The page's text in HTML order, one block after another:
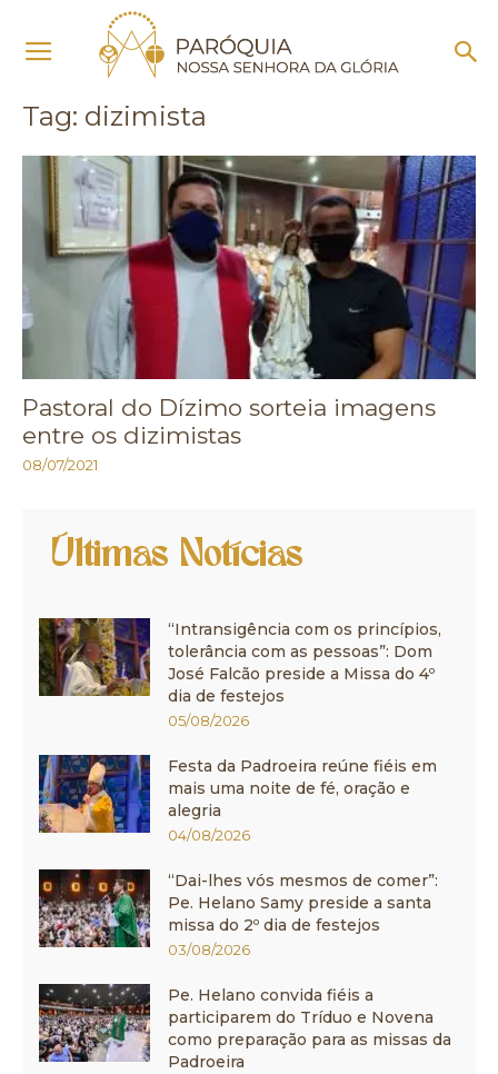
Dizimista
Tag: dizimista
Pastoral do Dízimo sorteia imagens
entre os dizimistas
08/07/2021
Últimas Notícias
“Intransigência com os princípios,
tolerância com as pessoas”: Dom
José Falcão preside a Missa do 4º
dia de festejos
05/08/2026
Festa da Padroeira reúne fiéis em
mais uma noite de fé, oração e
alegria
04/08/2026
“Dai-lhes vós mesmos de comer”:
Pe. Helano Samy preside a santa
missa do 2º dia de festejos
03/08/2026
Pe. Helano convida fiéis a
participarem do Tríduo e Novena
como preparação para as missas da
Padroeira